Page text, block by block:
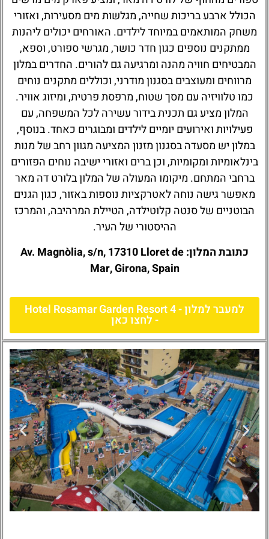
הכולל ארבע בריכות שחייה, מגלשות מים מסעירות, ואזורי
משחק המותאמים במיוחד לילדים. האורחים יכולים ליהנות
ממתקנים נוספים כגון חדר כושר, מגרשי ספורט, וספא,
המבטיחים חוויה מהנה ומרגיעה גם להורים. החדרים במלון
מרווחים ומעוצבים בסגנון מודרני, וכוללים מתקנים נוחים
כמו טלוויזיה עם מסך שטוח, מרפסת פרטית, ומיזוג אוויר.
המלון מציע גם תכנית בידור עשירה לכל המשפחה, עם
פעילויות ואירועים יומיים לילדים ומבוגרים כאחד. בנוסף,
במלון יש מסעדה בסגנון מזנון המציעה מגוון רחב של מנות
בינלאומיות ומקומיות, וכן ברים ואזורי ישיבה נוחים הפזורים
ברחבי המתחם. מיקומו המעולה של המלון בלורט דה מאר
מאפשר גישה נוחה לאטרקציות נוספות באזור, כגון הגנים
הבוטניים של סנטה קלוטילדה, הטיילת המרהיבה, והמרכז
ההיסטורי של העיר.
כתובת המלון: Av. Magnòlia, s/n, 17310 Lloret de
Mar, Girona, Spain
למעבר למלון - Hotel Rosamar Garden Resort 4
- לחצו כאן